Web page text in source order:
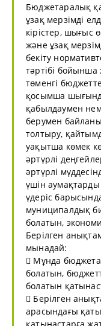
Бюджетаралық
ұзақ мерзімді
кірістер, шығыс
және ұзақ
бекіту
тәртібі
төменгі
қосымша
қабылдаумен
берумен
толтыру,
уақытша көмек
әртүрлі
әртүрлі
үшін аумақтарды
үдеріс
муниципалдық
болатын,
Берілген
мынадай:
 Мұнда
болатын,
болатын
 Берілген
арасындағы
қатынастарға